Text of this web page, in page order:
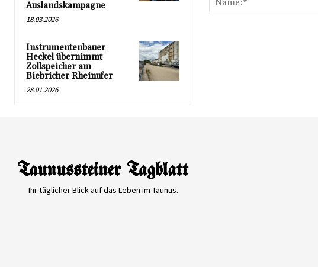
Auslandskampagne
18.03.2026
Instrumentenbauer
Heckel übernimmt
Zollspeicher am
Biebricher Rheinufer
28.01.2026
Ihr täglicher Blick auf das Leben im Taunus.